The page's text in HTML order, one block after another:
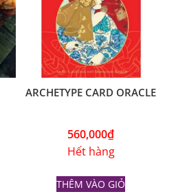
ARCHETYPE CARD ORACLE
560,000₫
Hết hàng
THÊM VÀO GIỎ